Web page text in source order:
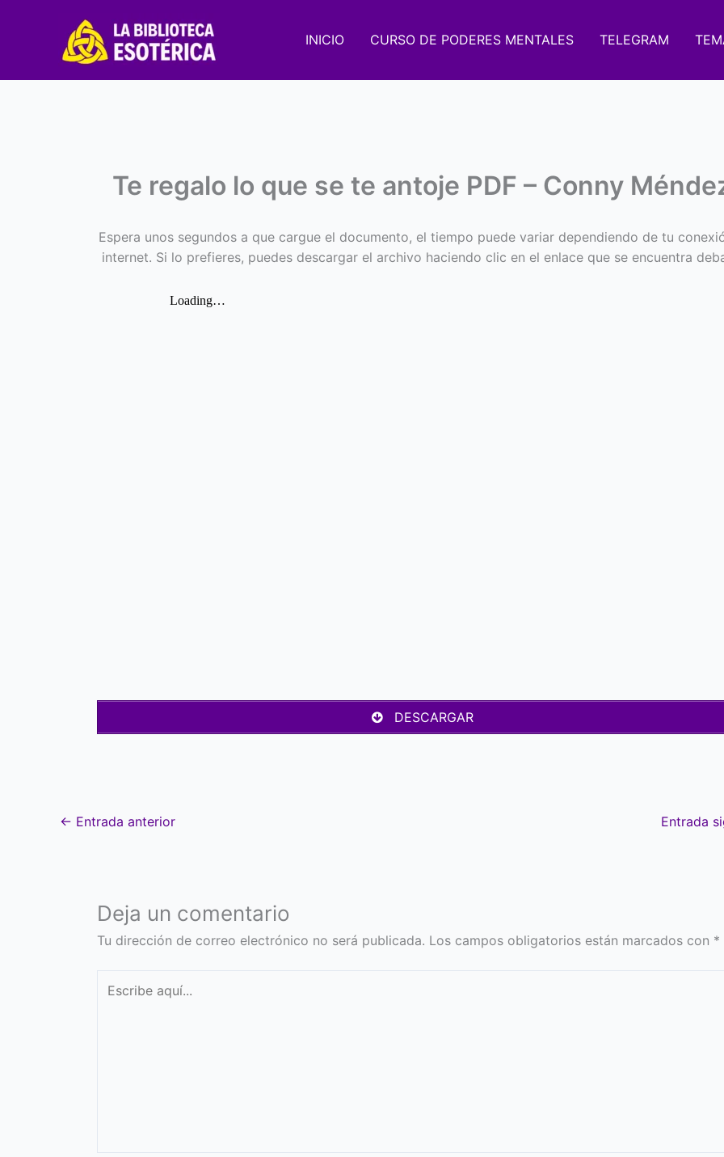
INICIO CURSO DE PODERES MENTALES TELEGRAM
Te regalo lo que se te antoje PDF – Conny
Espera unos segundos a que cargue el documento, el tiempo puede variar dependiendo de tu
internet. Si lo prefieres, puedes descargar el archivo haciendo clic en el enlace que se encuentra
DESCARGAR
← Entrada anterior Entrada
Deja un comentario
Tu dirección de correo electrónico no será publicada. Los campos obligatorios están marcados con *
aquí...